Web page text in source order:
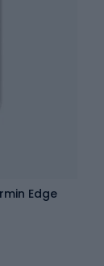
Edge